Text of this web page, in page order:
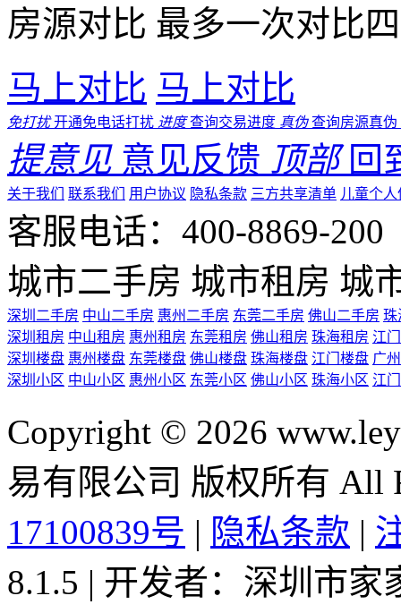
房源对比 最多一次对比
马上对比 马上对比
免打扰 开通免电话打扰 进度 查询交易进度 真伪 查询房源真伪
提意见 意见反馈 顶部 回
关于我们 联系我们 用户协议 隐私条款 三方共享清单 儿童个
客服电话：400-8869-200
城市二手房 城市租房 城
深圳二手房 中山二手房 惠州二手房 东莞二手房 佛山二手房 珠
深圳租房 中山租房 惠州租房 东莞租房 佛山租房 珠海租房 江
深圳楼盘 惠州楼盘 东莞楼盘 佛山楼盘 珠海楼盘 江门楼盘 广
深圳小区 中山小区 惠州小区 东莞小区 佛山小区 珠海小区 江
Copyright © 2026
易有限公司 版权所有 All
17100839号 | 隐私条款 |
8.1.5 | 开发者：深圳市